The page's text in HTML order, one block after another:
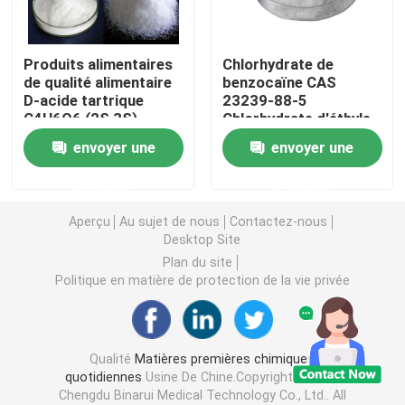
Intermédiaires agrochimiques
Produits chimiques organiques de base
Matières premières pharmaceutiques
Additifs alimentaires chimiques
Additifs d'alimentation des animaux
Additifs cosmétiques
Bouteilles de laboratoire en verre
Produits alimentaires
de qualité alimentaire
D-acide tartrique
C4H6O6 (2S,3S) -
acide tartrique CAS
147-71-7envoyer une
Chlorhydrate de
benzocaïne CAS
23239-88-5
Chlorhydrate d'éthyle
4-aminobenzoate
envoyer une
Aperçu Au sujet de nous
Contactez-nous
Desktop Site
Plan du site
Politique en matière de protection de la vie privée
Qualité Matières premières chimiques
quotidiennes Usine De Chine.Copyright © 2026
Chengdu Binarui Medical Technology Co., Ltd.. All